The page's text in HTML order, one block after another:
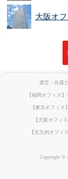
大阪オ
運営：弁護
【福岡オフィス
【東京オフィ
【大阪オフィ
【北九州オフィ
Copyright ©